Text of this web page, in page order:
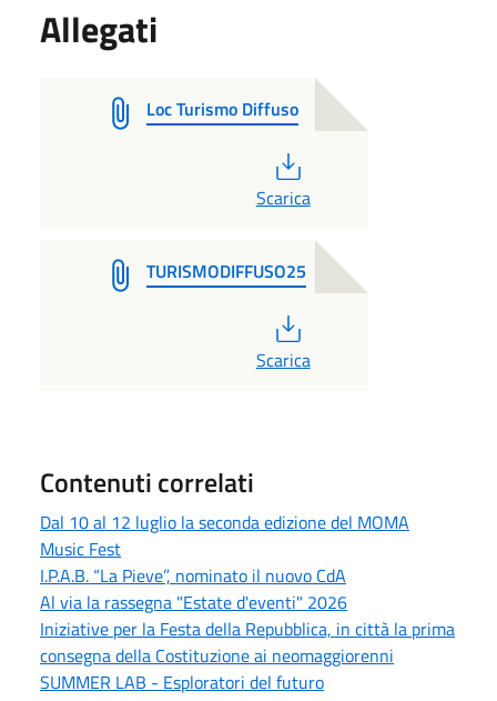
Allegati
Loc Turismo Diffuso
Scarica
TURISMODIFFUSO25
Scarica
Contenuti correlati
Dal 10 al 12 luglio la seconda edizione del MOMA
Music Fest
I.P.A.B. “La Pieve”, nominato il nuovo CdA
Al via la rassegna "Estate d'eventi" 2026
Iniziative per la Festa della Repubblica, in città la prima
consegna della Costituzione ai neomaggiorenni
SUMMER LAB - Esploratori del futuro